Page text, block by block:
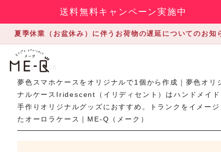
送料無料キャンペーン実施中
夏季休業（お盆休み）に伴うお荷物の遅延についてのお知
2021.11.08
夢色スマホケースをオリジナルで1個から作成｜夢色オリ
ナルケースIridescent（イリディセント）はハンドメイ
手作りオリジナルグッズにおすすめ。トランクをイメー
たオーロラケース｜ME-Q（メーク）